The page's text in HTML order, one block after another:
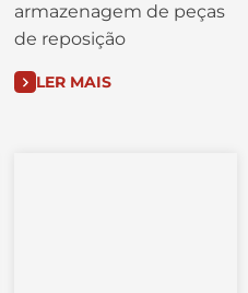
armazenagem de peças
de reposição
LER MAIS